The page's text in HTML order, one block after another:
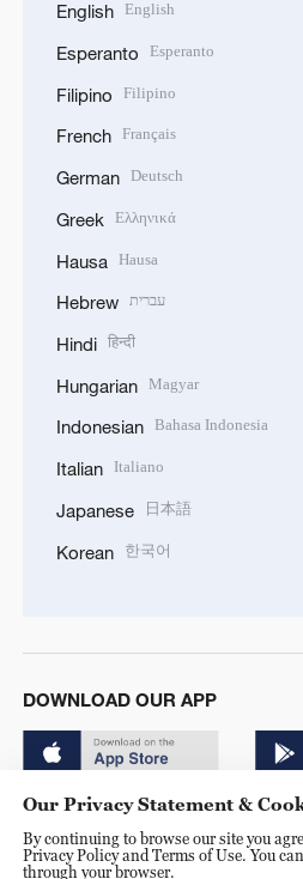
English English
Esperanto Esperanto
Filipino Filipino
French Français
German Deutsch
Greek Ελληνικά
Hausa Hausa
Hebrew עברית
Hindi हिन्दी
Hungarian Magyar
Indonesian Bahasa Indonesia
Italian Italiano
Japanese 日本語
Korean 한국어
DOWNLOAD OUR APP
Our Privacy Statement &
By continuing to browse our site you
Privacy Policy and Terms of Use. You
through your browser.